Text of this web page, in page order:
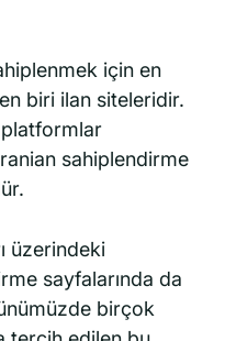
için en
biri ilan siteleridir.
sahiplendirme
üzerindeki
sayfalarında da
birçok